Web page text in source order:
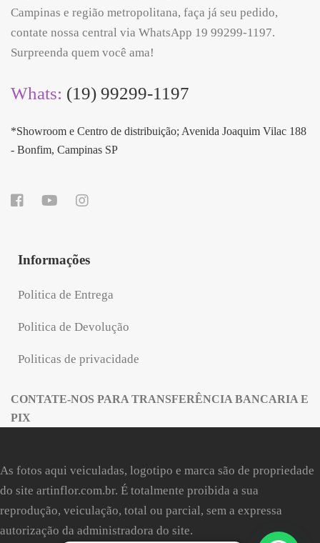
Campinas e região metropolitana, faça já seu pedido,
contate nossa central via WhatsApp 19 99299-1197.
Surpreenda quem você ama!
Whats: (19) 99299-1197
*Showroom e Centro de distribuição; Avenida Joaquim Vilac 188
- Bonfim, Campinas SP
Informações
Politica de Entrega
Politica de Devolução
Politicas de privacidade
CONTATE-NOS PARA TRANSFERÊNCIA BANCARIA E
PIX
As fotos aqui veiculadas, logotipo e marca são de propriedade
do site artinflor.com.br. É totalmente proibida a sua
reprodução, veiculação, total ou parcial, sem a expressa
autorização da administradora do site.